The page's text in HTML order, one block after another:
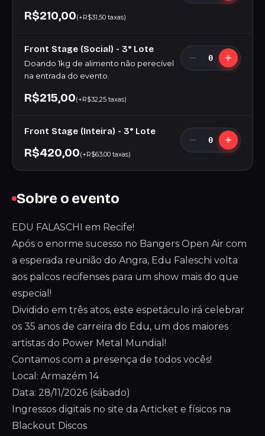
Sobre o evento
EDU FALASCHI em Recife!
Após o enorme sucesso no Bangers Open Air com
a esperada reunião do Angra, Edu Faleschi volta
aos palcos recifenses para um show mais do que
especial!
Dividido em três atos, este espetáculo irá celebrar
os 35 anos de carreira do Edu, um dos maiores
artistas do Power Metal Mundial!
Contamos com a presença de todos vocês!
Local: Armazém 14
Data: 28/11/2026 (sábado)
Ingressos digitais no site da Articket e físicos na
Blackout Discos
R$210,00(+R$31,50 taxas)
Front Stage (Social) - 3° Lote
Doando 1kg de alimento não perecível
na entrada do evento.
R$215,00(+R$32,25 taxas)
0
Front Stage (Inteira) - 3° Lote
R$420,00(+R$63,00 taxas)
0